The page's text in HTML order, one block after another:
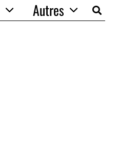
Autres